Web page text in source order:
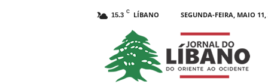
15.3 C LÍBANO SEGUNDA-FEIRA, MAIO 11,